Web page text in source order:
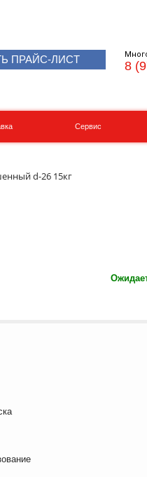
ПРАЙС-ЛИСТ 8
Сервис
d-26 15кг